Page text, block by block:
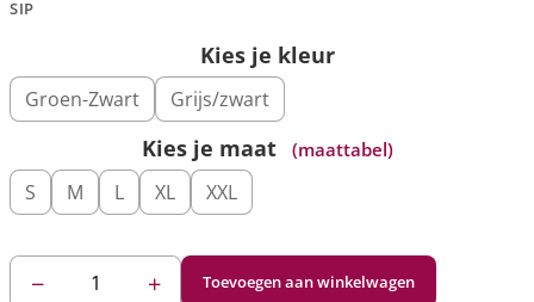
SIP
Kies je kleur
Groen-Zwart Grijs/zwart
Kies je maat (maattabel)
S M L XL XXL
− + Toevoegen aan winkelwagen